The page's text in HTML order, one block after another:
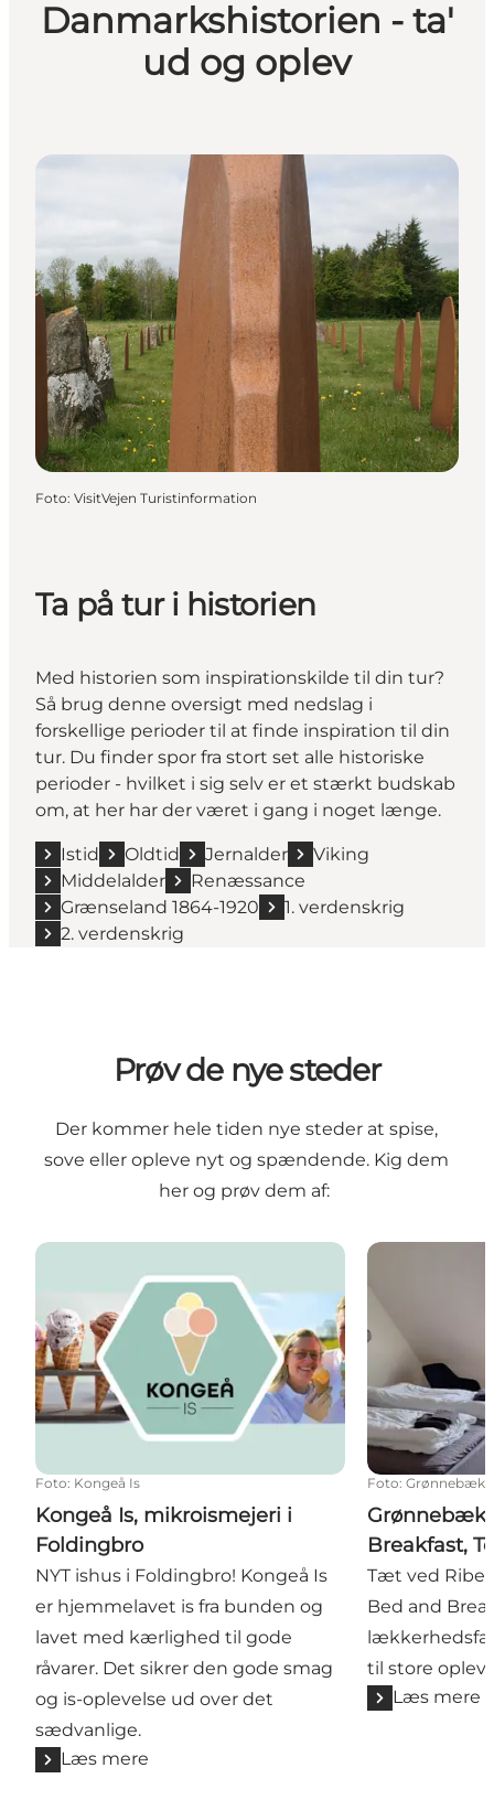
Danmarkshistorien - ta'
ud og oplev
Foto: VisitVejen Turistinformation
Ta på tur i historien
Med historien som inspirationskilde til din tur?
Så brug denne oversigt med nedslag i
forskellige perioder til at finde inspiration til din
tur. Du finder spor fra stort set alle historiske
perioder - hvilket i sig selv er et stærkt budskab
om, at her har der været i gang i noget længe.
Istid Oldtid Jernalder
Viking
Middelalder
Renæssance
Grænseland 1864-1920
1. verdenskrig
2. verdenskrig
Prøv de nye steder
Der kommer hele tiden nye steder at spise,
sove eller opleve nyt og spændende. Kig dem
her og prøv dem af:
Kongeå Is, mikroismejeri i Foldingbro
Foto: Kongeå Is
Kongeå Is, mikroismejeri i
Foldingbro
NYT ishus i Foldingbro! Kongeå Is
er hjemmelavet is fra bunden og
lavet med kærlighed til gode
råvarer. Det sikrer den gode smag
og is-oplevelse ud over det
sædvanlige.
Læs mere
Grønnebæk
Foto: Grønnebæk
Grønnebæk
Breakfast,
Tæt ved Ribe
Bed and
til store
Læs mere